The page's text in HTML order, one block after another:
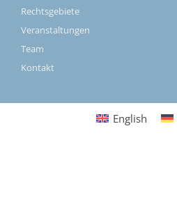
Rechtsgebiete
Veranstaltungen
Team
Kontakt
English